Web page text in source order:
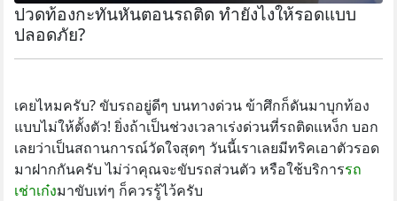
ปวดท้องกะทันหันตอนรถติด ทำยังไงให้รอดแบบ
ปลอดภัย?
เคยไหมครับ? ขับรถอยู่ดีๆ บนทางด่วน ข้าศึกก็ดันมาบุกท้อง
แบบไม่ให้ตั้งตัว! ยิ่งถ้าเป็นช่วงเวลาเร่งด่วนที่รถติดแหง็ก บอก
เลยว่าเป็นสถานการณ์วัดใจสุดๆ วันนี้เราเลยมีทริคเอาตัวรอด
มาฝากกันครับ ไม่ว่าคุณจะขับรถส่วนตัว หรือใช้บริการรถ
เช่าเก๋งมาขับเท่ๆ ก็ควรรู้ไว้ครับ